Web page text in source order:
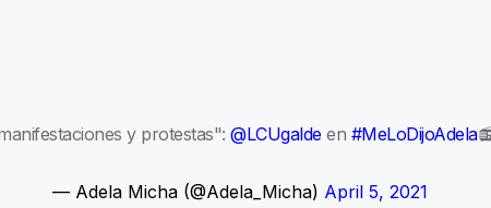
y protestas":@LCUgaldeen #MeLoDijoAdela
— Adela Micha (@Adela_Micha) April 5, 2021